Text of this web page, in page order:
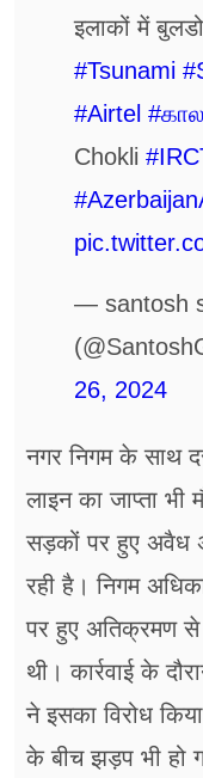
इलाकों में
#Tsunami
#Airtel
Chokli
— santosh
26, 2024
नगर निगम के साथ
लाइन का जाप्ता भी
सड़कों पर हुए अवैध
रही है। निगम
पर हुए अतिक्रमण से
थी। कार्रवाई के
ने इसका विरोध
के बीच झड़प भी हो